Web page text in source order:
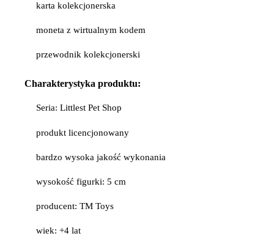
karta kolekcjonerska
moneta z wirtualnym kodem
przewodnik kolekcjonerski
Charakterystyka produktu:
Seria: Littlest Pet Shop
produkt licencjonowany
bardzo wysoka jakość wykonania
wysokość figurki: 5 cm
producent: TM Toys
wiek: +4 lat